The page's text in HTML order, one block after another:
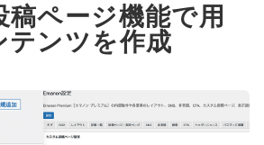
稿ページ機能で用
テンツを作成